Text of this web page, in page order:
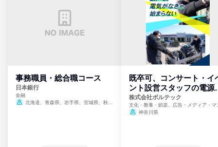
事務職員・総合職コース
日本銀行
金融
北海道、青森県、岩手県、宮城県、秋田
既卒可、コンサート・イ
ント設営スタッフの電源
門
株式会社ボルテック
文化・教養・娯楽、広告・メディア・マ
ミ、電力・ガス・水道・エネルギー
神奈川県